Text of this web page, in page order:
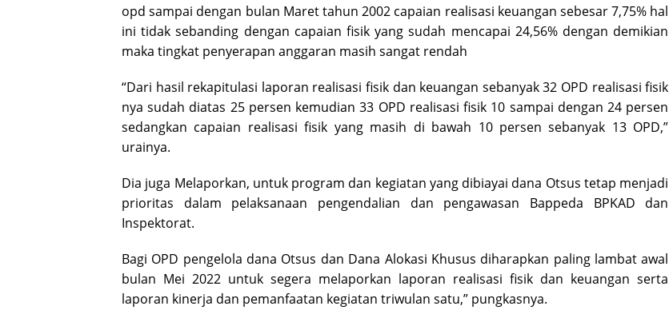
opd sampai dengan bulan Maret tahun 2002 capaian realisasi keuangan sebesar 7,75% hal
ini tidak sebanding dengan capaian fisik yang sudah mencapai 24,56% dengan demikian
maka tingkat penyerapan anggaran masih sangat rendah
“Dari hasil rekapitulasi laporan realisasi fisik dan keuangan sebanyak 32 OPD realisasi fisik
nya sudah diatas 25 persen kemudian 33 OPD realisasi fisik 10 sampai dengan 24 persen
sedangkan capaian realisasi fisik yang masih di bawah 10 persen sebanyak 13 OPD,”
urainya.
Dia juga Melaporkan, untuk program dan kegiatan yang dibiayai dana Otsus tetap menjadi
prioritas dalam pelaksanaan pengendalian dan pengawasan Bappeda BPKAD dan
Inspektorat.
Bagi OPD pengelola dana Otsus dan Dana Alokasi Khusus diharapkan paling lambat awal
bulan Mei 2022 untuk segera melaporkan laporan realisasi fisik dan keuangan serta
laporan kinerja dan pemanfaatan kegiatan triwulan satu,” pungkasnya.